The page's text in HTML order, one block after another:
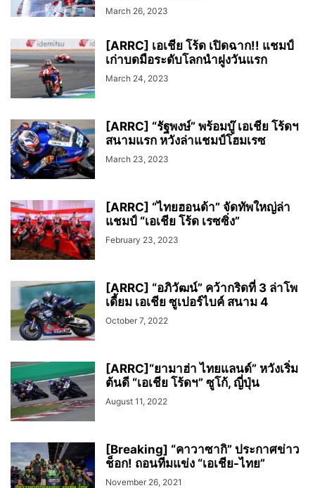
March 26, 2023
[ARRC] เอเชีย โร้ด เปิดฉาก!! แชมป์
เก่าบดมือระดับโลกนำฝูงวันแรก
March 24, 2023
[ARRC] “รัฐพงษ์” พร้อมบู๊ เอเชีย โร้ดฯ
สนามแรก หวังล่าแชมป์โฮมเรซ
March 23, 2023
[ARRC] “ไทยฮอนด้า” จัดทัพใหญ่ล่า
แชมป์ “เอเชีย โร้ด เรซซิ่ง”
February 23, 2023
[ARRC] “อภิวัฒน์” คว้ากริดที่ 3 ล่าโพ
เดี้ยม เอเชีย ซูเปอร์ไบค์ สนาม 4
October 7, 2022
[ARRC]“ยามาฮ่า ไทยแลนด์” หวังเริ่ม
ต้นดี “เอเชีย โร้ดฯ” ซูโก้, ญี่ปุ่น
August 11, 2022
[Breaking] “คาวาซากิ” ประกาศข่าว
ช็อก! ถอนทีมแข่ง “เอเชีย-ไทย”
November 26, 2021